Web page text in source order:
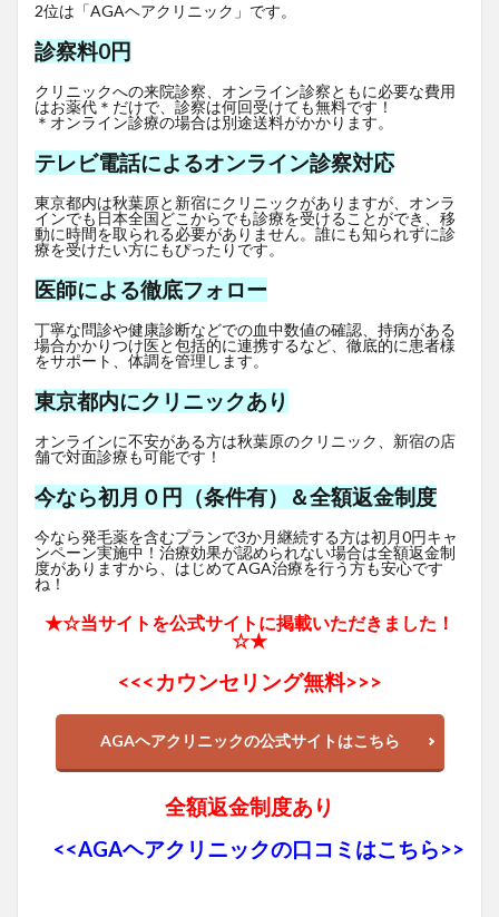
2位は「AGAヘアクリニック」です。
診察料0円
クリニックへの来院診察、オンライン診察ともに必要な費用
はお薬代＊だけで、診察は何回受けても無料です！
＊オンライン診療の場合は別途送料がかかります。
テレビ電話によるオンライン診察対応
東京都内は秋葉原と新宿にクリニックがありますが、オンラ
インでも日本全国どこからでも診療を受けることができ、移
動に時間を取られる必要がありません。誰にも知られずに診
療を受けたい方にもぴったりです。
医師による徹底フォロー
丁寧な問診や健康診断などでの血中数値の確認、持病がある
場合かかりつけ医と包括的に連携するなど、徹底的に患者様
をサポート、体調を管理します。
東京都内にクリニックあり
オンラインに不安がある方は秋葉原のクリニック、新宿の店
舗で対面診療も可能です！
今なら初月０円（条件有）＆全額返金制度
今なら発毛薬を含むプランで3か月継続する方は初月0円キャ
ンペーン実施中！治療効果が認められない場合は全額返金制
度がありますから、はじめてAGA治療を行う方も安心です
ね！
★☆当サイトを公式サイトに掲載いただきました！
☆★
<<<カウンセリング無料>>>
AGAヘアクリニックの公式サイトはこちら
全額返金制度あり
<<AGAヘアクリニックの口コミはこちら>>